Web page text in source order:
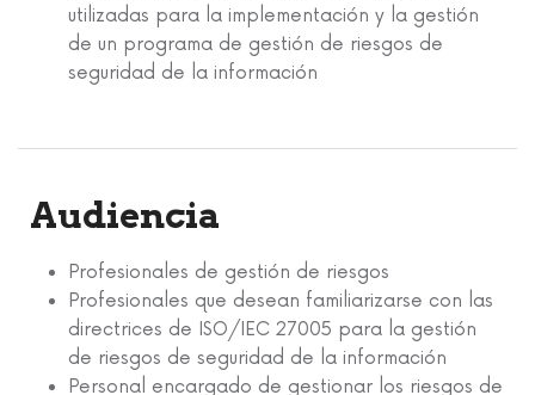
utilizadas para la implementación y la gestión
de un programa de gestión de riesgos de
seguridad de la información
Audiencia
Profesionales de gestión de riesgos
Profesionales que desean familiarizarse con las
directrices de ISO/IEC 27005 para la gestión
de riesgos de seguridad de la información
Personal encargado de gestionar los riesgos de